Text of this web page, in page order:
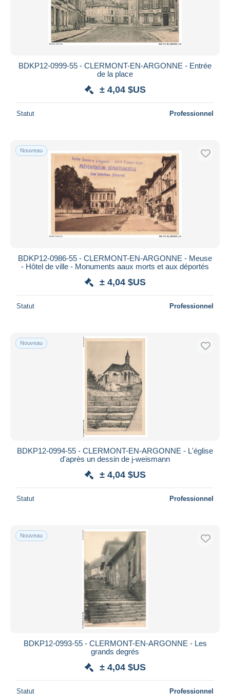
BDKP12-0999-55 - CLERMONT-EN-ARGONNE - Entrée
de la place
± 4,04 $US
Statut Professionnel
Nouveau
BDKP12-0986-55 - CLERMONT-EN-ARGONNE - Meuse
- Hôtel de ville - Monuments aaux morts et aux déportés
± 4,04 $US
Statut Professionnel
Nouveau
BDKP12-0994-55 - CLERMONT-EN-ARGONNE - L'église
d'après un dessin de j-weismann
± 4,04 $US
Statut Professionnel
Nouveau
BDKP12-0993-55 - CLERMONT-EN-ARGONNE - Les
grands degrés
± 4,04 $US
Statut Professionnel